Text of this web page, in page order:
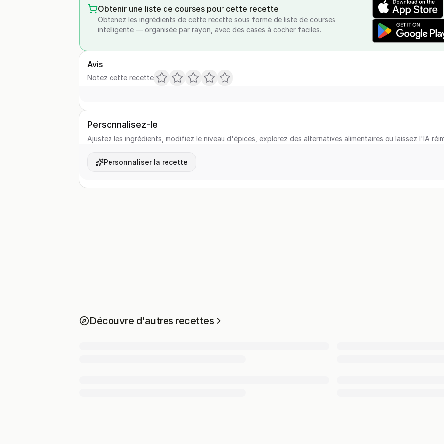
Obtenir une liste de courses pour cette recette
Obtenez les ingrédients de cette recette sous forme de liste de courses
intelligente — organisée par rayon, avec des cases à cocher faciles.
Avis
Notez cette recette
Personnalisez-le
Ajustez les ingrédients, modifiez le niveau d'épices, explorez des alternatives alimentaires ou laissez l'IA
Personnaliser la recette
Découvre d'autres recettes